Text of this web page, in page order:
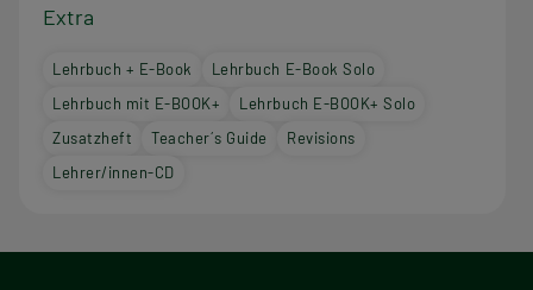
Extra
Lehrbuch + E-Book
Lehrbuch E-Book Solo
Lehrbuch mit E-BOOK+
Lehrbuch E-BOOK+ Solo
Zusatzheft
Teacher´s Guide
Revisions
Lehrer/innen-CD